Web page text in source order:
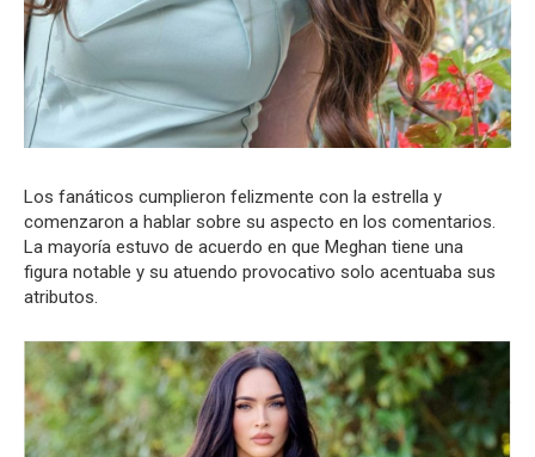
Los fanáticos cumplieron felizmente con la estrella y
comenzaron a hablar sobre su aspecto en los comentarios.
La mayoría estuvo de acuerdo en que Meghan tiene una
figura notable y su atuendo provocativo solo acentuaba sus
atributos.